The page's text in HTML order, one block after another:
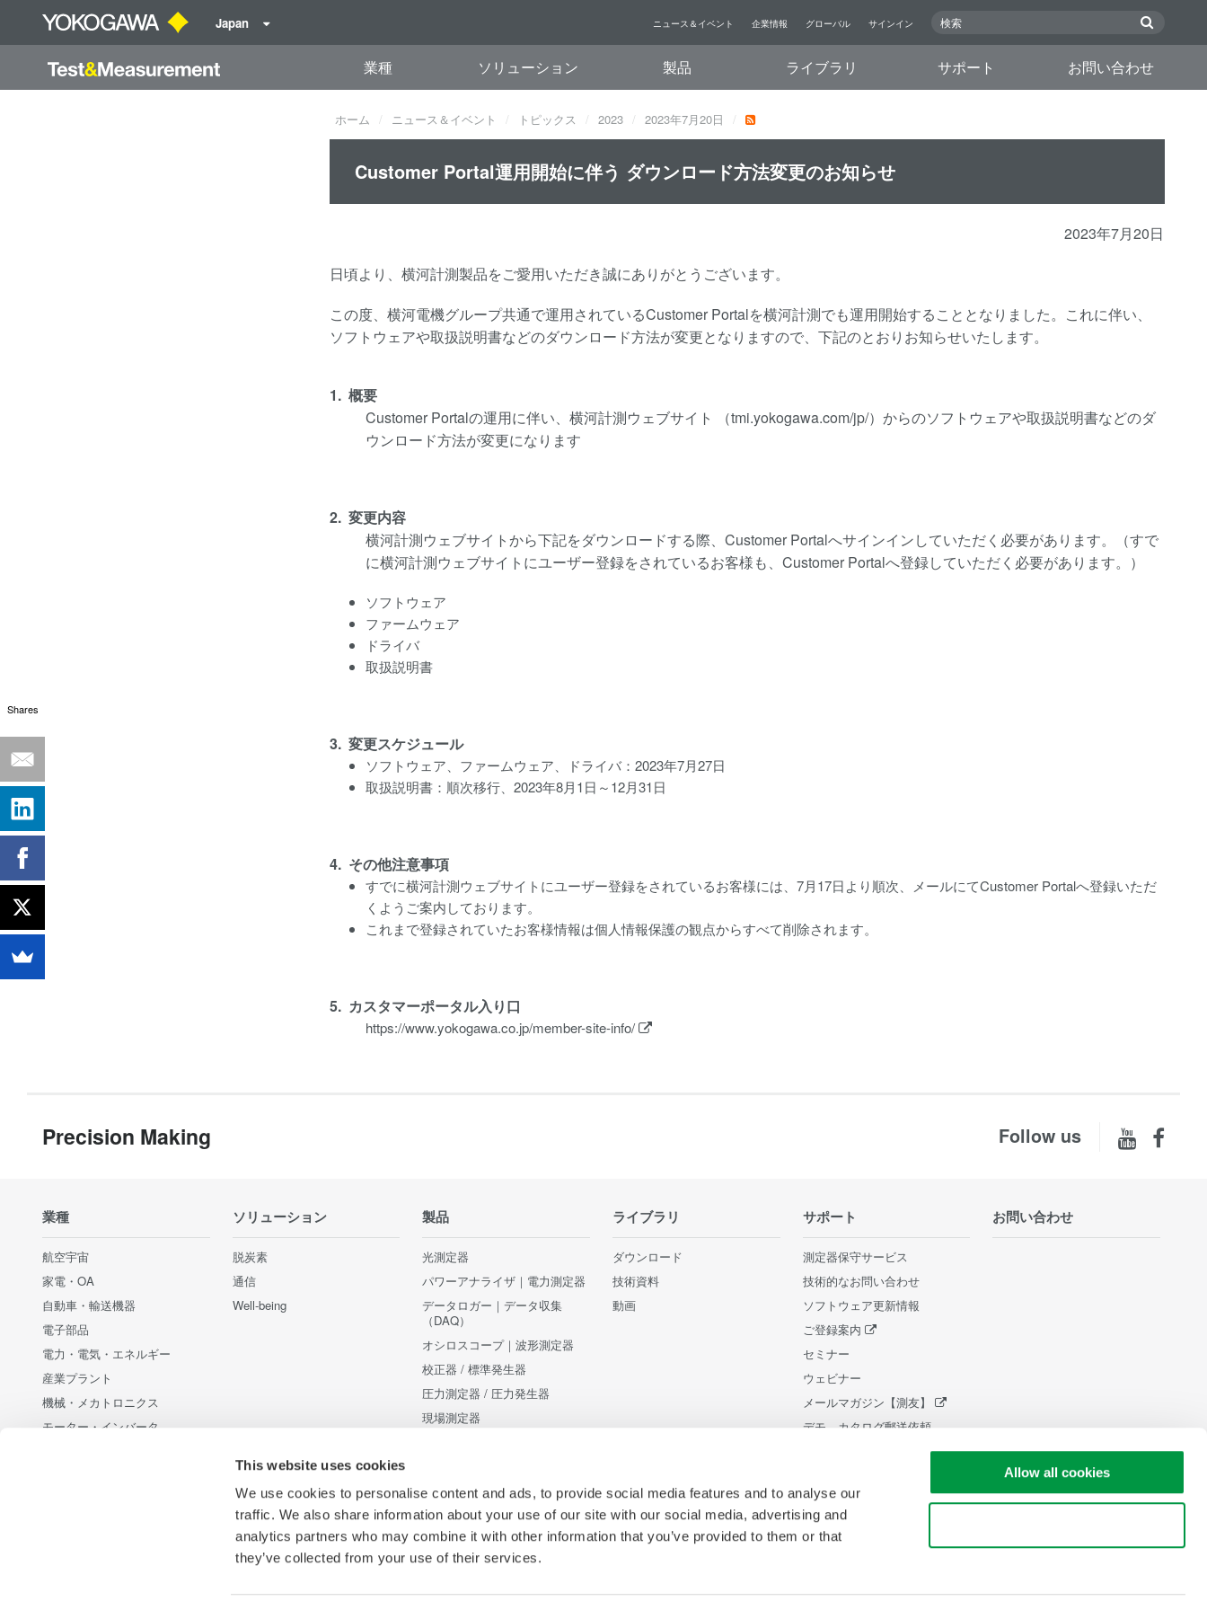
This website uses cookies
We use cookies to personalise content and ads, to provide social media features and to analyse our
traffic. We also share information about your use of our site with our social media, advertising and
analytics partners who may combine it with other information that you’ve provided to them or that
they’ve collected from your use of their services.
Allow all cookies
Japan ニュース＆イベント 企業情報 グローバル サインイン
業種 ソリューション 製品 ライブラリ サポート お問い合わせ
ホーム ニュース＆イベント トピックス 2023 2023年7月20日
Customer Portal運用開始に伴う ダウンロード方法変更のお知らせ
2023年7月20日
日頃より、横河計測製品をご愛用いただき誠にありがとうございます。
この度、横河電機グループ共通で運用されているCustomer Portalを横河計測でも運用開始することとなりました。これに伴い、
ソフトウェアや取扱説明書などのダウンロード方法が変更となりますので、下記のとおりお知らせいたします。
1. 概要
Customer Portalの運用に伴い、横河計測ウェブサイト （tmi.yokogawa.com/jp/）からのソフトウェアや取扱説明書などのダ
ウンロード方法が変更になります
2. 変更内容
横河計測ウェブサイトから下記をダウンロードする際、Customer Portalへサインインしていただく必要があります。（すで
に横河計測ウェブサイトにユーザー登録をされているお客様も、Customer Portalへ登録していただく必要があります。）
ソフトウェア
ファームウェア
ドライバ
取扱説明書
3. 変更スケジュール
ソフトウェア、ファームウェア、ドライバ：2023年7月27日
取扱説明書：順次移行、2023年8月1日～12月31日
4. その他注意事項
すでに横河計測ウェブサイトにユーザー登録をされているお客様には、7月17日より順次、メールにてCustomer Portalへ登録いただ
くようご案内しております。
これまで登録されていたお客様情報は個人情報保護の観点からすべて削除されます。
5. カスタマーポータル入り口
https://www.yokogawa.co.jp/member-site-info/
Precision Making Follow us
業種
航空宇宙
家電・OA
自動車・輸送機器
電子部品
電力・電気・エネルギー
産業プラント
機械・メカトロニクス
モーター・インバータ
ソリューション
脱炭素
通信
Well-being
製品
光測定器
パワーアナライザ｜電力測定器
データロガー｜データ収集
（DAQ）
オシロスコープ｜波形測定器
校正器 / 標準発生器
圧力測定器 / 圧力発生器
現場測定器
ライブラリ
ダウンロード
技術資料
動画
サポート
測定器保守サービス
技術的なお問い合わせ
ソフトウェア更新情報
ご登録案内
セミナー
ウェビナー
メールマガジン【測友】
デモ、カタログ郵送依頼
ー
中小企業向け設備 税制証明書発
行
お問い合わせ
Shares